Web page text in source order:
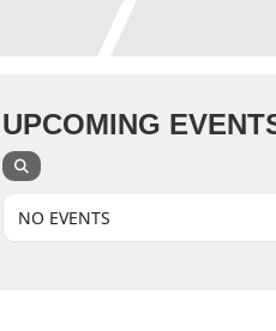
UPCOMING
NO EVENTS